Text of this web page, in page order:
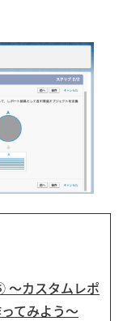
カスタムレポ
てみよう～